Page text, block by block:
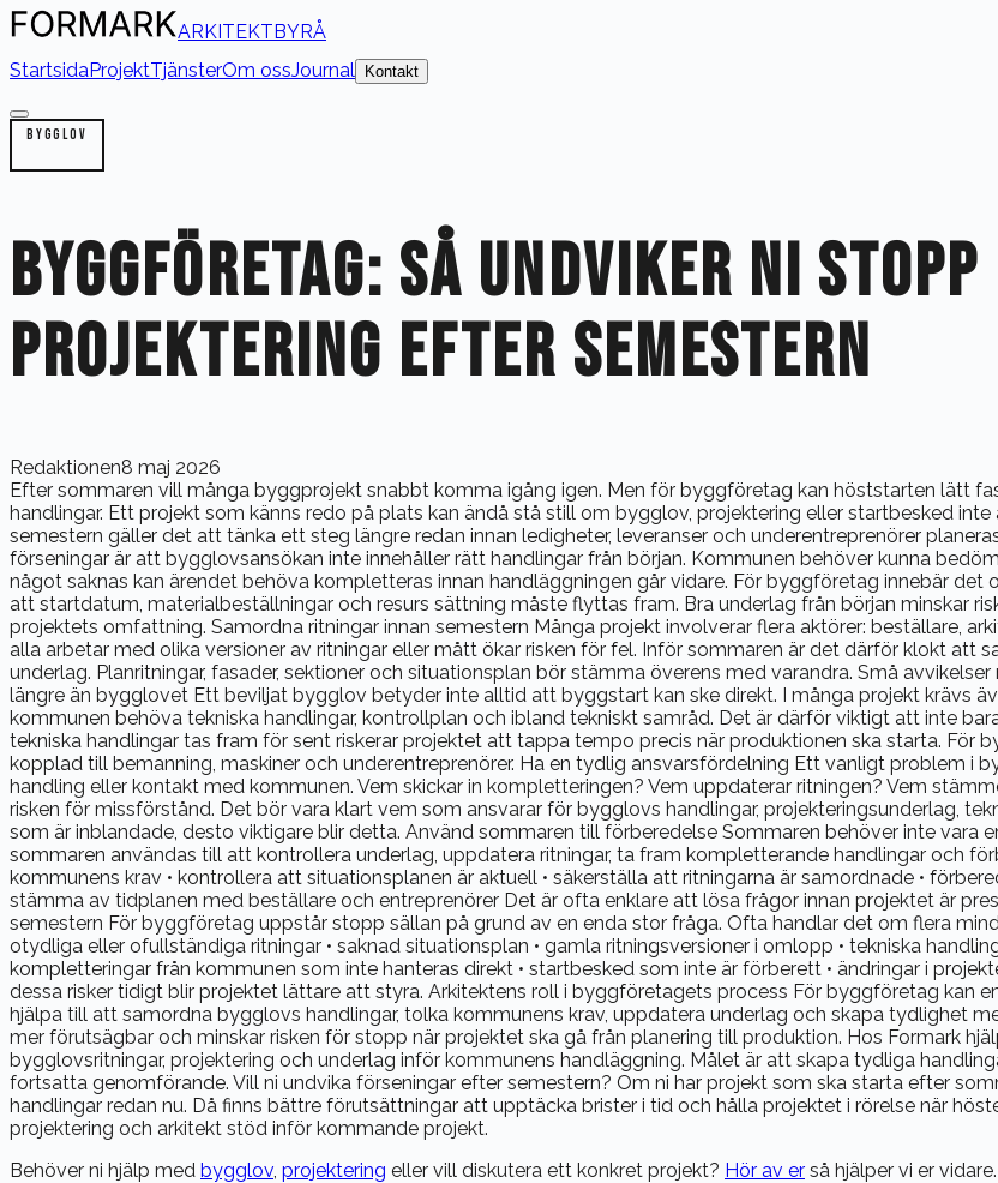
ARKITEKTBYRÅ
StartsidaProjektTjänsterOm ossJournal Kontakt
BYGGLOV
BYGGFÖRETAG: SÅ UNDVIKER NI
PROJEKTERING EFTER SEMESTERN
Redaktionen8 maj 2026
Efter sommaren vill många byggprojekt snabbt komma igång igen. Men för byggföretag kan höststarten lätt
handlingar. Ett projekt som känns redo på plats kan ändå stå still om bygglov, projektering eller startbesked
semestern gäller det att tänka ett steg längre redan innan ledigheter, leveranser och underentreprenörer
förseningar är att bygglovsansökan inte innehåller rätt handlingar från början. Kommunen behöver kunna
något saknas kan ärendet behöva kompletteras innan handläggningen går vidare. För byggföretag innebär
att startdatum, materialbeställningar och resurs sättning måste flyttas fram. Bra underlag från början minskar
projektets omfattning. Samordna ritningar innan semestern Många projekt involverar flera aktörer: beställare,
alla arbetar med olika versioner av ritningar eller mått ökar risken för fel. Inför sommaren är det därför klokt att
underlag. Planritningar, fasader, sektioner och situationsplan bör stämma överens med varandra. Små
längre än bygglovet Ett beviljat bygglov betyder inte alltid att byggstart kan ske direkt. I många projekt krävs
kommunen behöva tekniska handlingar, kontrollplan och ibland tekniskt samråd. Det är därför viktigt att inte
tekniska handlingar tas fram för sent riskerar projektet att tappa tempo precis när produktionen ska starta.
kopplad till bemanning, maskiner och underentreprenörer. Ha en tydlig ansvarsfördelning Ett vanligt problem i
handling eller kontakt med kommunen. Vem skickar in kompletteringen? Vem uppdaterar ritningen? Vem
risken för missförstånd. Det bör vara klart vem som ansvarar för bygglovs handlingar, projekteringsunderlag,
som är inblandade, desto viktigare blir detta. Använd sommaren till förberedelse Sommaren behöver inte vara
sommaren användas till att kontrollera underlag, uppdatera ritningar, ta fram kompletterande handlingar och
kommunens krav • kontrollera att situationsplanen är aktuell • säkerställa att ritningarna är samordnade •
stämma av tidplanen med beställare och entreprenörer Det är ofta enklare att lösa frågor innan projektet är
semestern För byggföretag uppstår stopp sällan på grund av en enda stor fråga. Ofta handlar det om flera
otydliga eller ofullständiga ritningar • saknad situationsplan • gamla ritningsversioner i omlopp • tekniska
kompletteringar från kommunen som inte hanteras direkt • startbesked som inte är förberett • ändringar i
dessa risker tidigt blir projektet lättare att styra. Arkitektens roll i byggföretagets process För byggföretag kan
hjälpa till att samordna bygglovs handlingar, tolka kommunens krav, uppdatera underlag och skapa tydlighet
mer förutsägbar och minskar risken för stopp när projektet ska gå från planering till produktion. Hos Formark
bygglovsritningar, projektering och underlag inför kommunens handläggning. Målet är att skapa tydliga
fortsatta genomförande. Vill ni undvika förseningar efter semestern? Om ni har projekt som ska starta efter
handlingar redan nu. Då finns bättre förutsättningar att upptäcka brister i tid och hålla projektet i rörelse när
projektering och arkitekt stöd inför kommande projekt.
Behöver ni hjälp med bygglov projektering eller vill diskutera ett konkret projekt? Hör av er så hjälper vi er vidare.